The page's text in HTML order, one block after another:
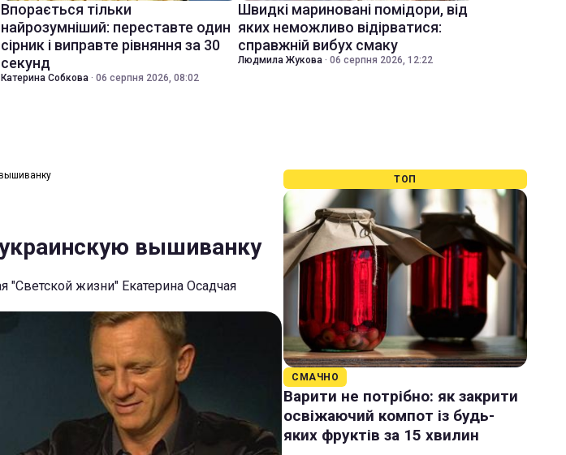
Впорається тільки
найрозумніший: переставте один
сірник і виправте рівняння за 30
секунд
Катерина Собкова · 06 серпня 2026, 08:02
Швидкі мариновані помідори, від
яких неможливо відірватися:
справжній вибух смаку
Людмила Жукова · 06 серпня 2026, 12:22
вышиванку
"Светской жизни" Екатерина Осадчая
ТОП
СМАЧНО
Варити не потрібно: як закрити
освіжаючий компот із будь-
яких фруктів за 15 хвилин